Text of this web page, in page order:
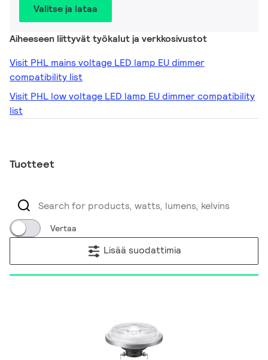
Valitse ja lataa
Aiheeseen liittyvät työkalut ja verkkosivustot
Visit PHL mains voltage LED lamp EU dimmer
compatibility list
Visit PHL low voltage LED lamp EU dimmer compatibility
list
Tuotteet
Vertaa
Lisää suodattimia